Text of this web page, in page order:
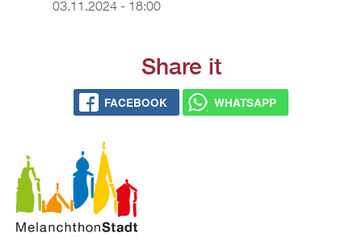
03.11.2024 - 18:00
Share it
FACEBOOK WHATSAPP